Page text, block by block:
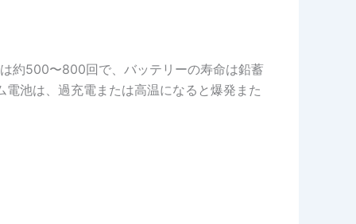
約500〜800回で、バッテリーの寿命は鉛蓄
池は、過充電または高温になると爆発また